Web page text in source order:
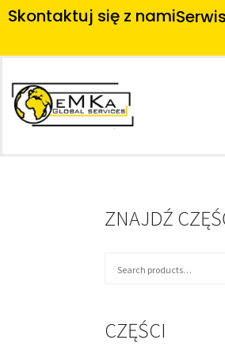
Skontaktuj się z nami
ZNAJDŹ
CZĘŚCI